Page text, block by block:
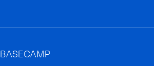
BASECAMP